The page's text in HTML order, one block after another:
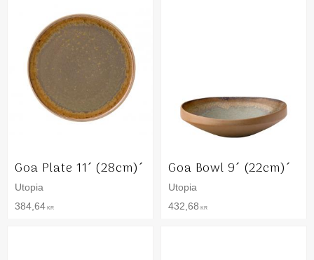
Goa Plate 11´ (28cm)´
Utopia
384,64 KR
Goa Bowl 9´ (22cm)´
Utopia
432,68 KR